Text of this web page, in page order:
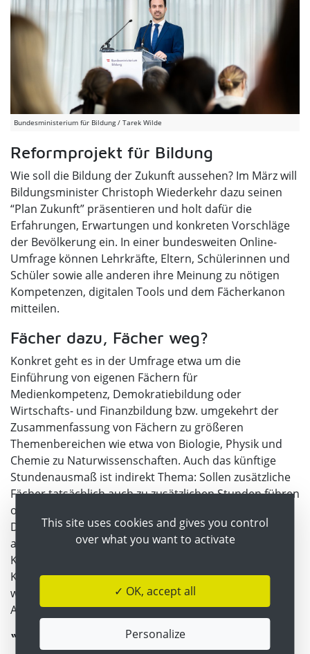
Bundesministerium für Bildung / Tarek Wilde
Reformprojekt für Bildung
Wie soll die Bildung der Zukunft aussehen? Im März will
Bildungsminister Christoph Wiederkehr dazu seinen
“Plan Zukunft” präsentieren und holt dafür die
Erfahrungen, Erwartungen und konkreten Vorschläge
der Bevölkerung ein. In einer bundesweiten Online-
Umfrage können Lehrkräfte, Eltern, Schülerinnen und
Schüler sowie alle anderen ihre Meinung zu nötigen
Kompetenzen, digitalen Tools und dem Fächerkanon
mitteilen.
Fächer dazu, Fächer weg?
Konkret geht es in der Umfrage etwa um die
Einführung von eigenen Fächern für
Medienkompetenz, Demokratiebildung oder
Wirtschafts- und Finanzbildung bzw. umgekehrt der
Zusammenfassung von Fächern zu größeren
Themenbereichen wie etwa von Biologie, Physik und
Chemie zu Naturwissenschaften. Auch das künftige
Stundenausmaß ist indirekt Thema: Sollen zusätzliche
Fächer tatsächlich auch zu zusätzlichen Stunden führen
oder soll bei bestehenden Fächern gekürzt werden?
Die Umfrageteilnehmerinnen und -teilnehmer sollen
auch die Wichtigkeit der im Unterricht vermittelten
Kompetenzen reihen, ob sie digitale oder soziale
Kompetenzen, Teamarbeit oder kritisches Denken für
wichtiger halten. Gefragt wird auch nach einer
Ausweitung des Handyverbots auf die Oberstufe.
“Nicht am Schreibtisch entstehen”
This site uses cookies and gives you control
over what you want to activate
✓ OK, accept all
Personalize